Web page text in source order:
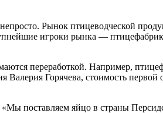
Рынок птицеводческой
игроки рынка —
переработкой. Например,
Горячева, стоимость первой
поставляем яйцо в страны